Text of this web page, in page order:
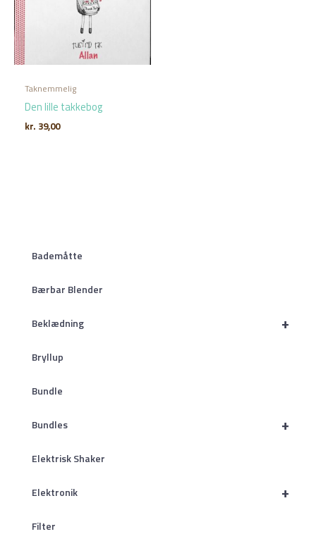
Bademåtte
Bærbar Blender
+
Beklædning
Bryllup
Bundle
+
Bundles
Elektrisk Shaker
+
Elektronik
Filter
Taknemmelig
Den lille takkebog
kr. 39,00